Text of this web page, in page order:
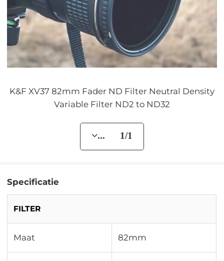
K&F XV37 82mm Fader ND Filter Neutral Density
Variable Filter ND2 to ND32
... 1/1
Specificatie
FILTER
Maat 82mm